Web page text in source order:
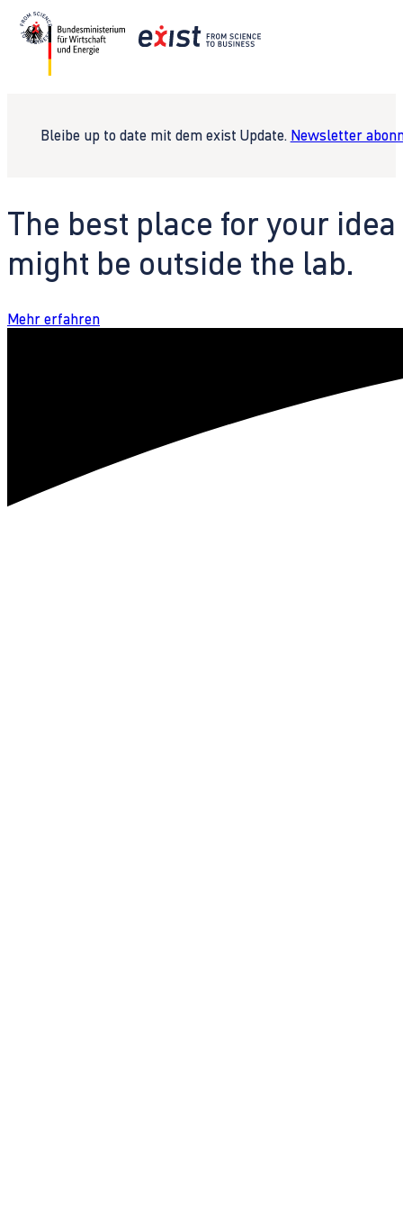
Bleibe up to date mit dem exist Update. Newsletter
The best place for your idea
might be outside the lab.
Mehr erfahren